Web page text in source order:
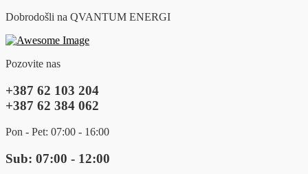
Dobrodošli na QVANTUM ENERGI
Pozovite nas
+387 62 103 204
+387 62 384 062
Pon - Pet: 07:00 - 16:00
Sub: 07:00 - 12:00